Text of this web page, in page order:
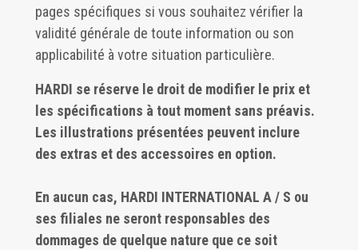
pages spécifiques si vous souhaitez vérifier la
validité générale de toute information ou son
applicabilité à votre situation particulière.
HARDI se réserve le droit de modifier le prix et
les spécifications à tout moment sans préavis.
Les illustrations présentées peuvent inclure
des extras et des accessoires en option.
En aucun cas, HARDI INTERNATIONAL A / S ou
ses filiales ne seront responsables des
dommages de quelque nature que ce soit